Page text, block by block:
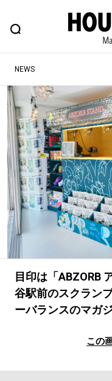
FEATURE
ヒップなファッション
#注目のタグ
#SHOPPING
#ESSENTIAL
#NEW VINTAGE
#路地裏てぃーん。
#GH 銘品の所以
#Commune H
#LIFESTYLE
#SPORTS
NEWS
目印は「ABZORB
谷駅前のスクラン
ーバランスのマガ
この